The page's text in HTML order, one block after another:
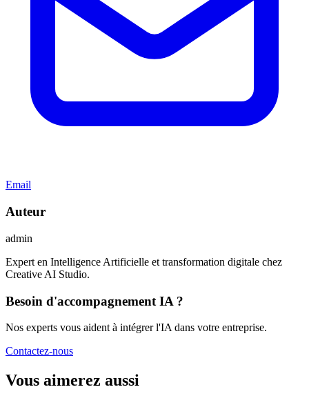
Email
Auteur
admin
Expert en Intelligence Artificielle et transformation digitale chez
Creative AI Studio.
Besoin d'accompagnement IA ?
Nos experts vous aident à intégrer l'IA dans votre entreprise.
Contactez-nous
Vous aimerez aussi